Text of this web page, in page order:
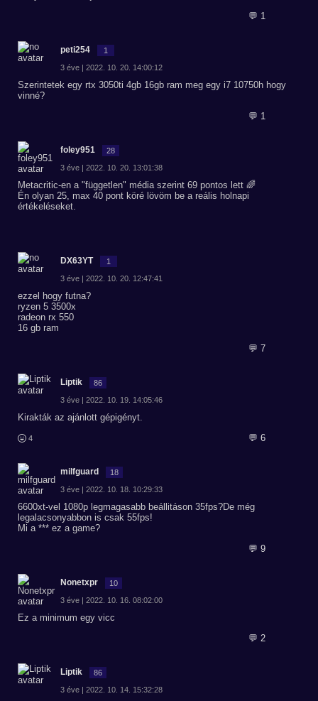
💬 1
peti254 1
3 éve | 2022. 10. 20. 14:00:12
Szerintetek egy rtx 3050ti 4gb 16gb ram meg egy i7 10750h hogy
vinné?
💬 1
foley951 28
3 éve | 2022. 10. 20. 13:01:38
Metacritic-en a "független" média szerint 69 pontos lett 🌈
Én olyan 25, max 40 pont köré lövöm be a reális holnapi
értékeléseket.
DX63YT 1
3 éve | 2022. 10. 20. 12:47:41
ezzel hogy futna?
ryzen 5 3500x
radeon rx 550
16 gb ram
💬 7
Liptik 86
3 éve | 2022. 10. 19. 14:05:46
Kirakták az ajánlott gépigényt.
4 💬 6
milfguard 18
3 éve | 2022. 10. 18. 10:29:33
6600xt-vel 1080p legmagasabb beállitáson 35fps?De még
legalacsonyabbon is csak 55fps!
Mi a *** ez a game?
💬 9
Nonetxpr 10
3 éve | 2022. 10. 16. 08:02:00
Ez a minimum egy vicc
💬 2
Liptik 86
3 éve | 2022. 10. 14. 15:32:28